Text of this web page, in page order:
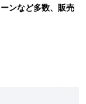
ンなど多数、販売